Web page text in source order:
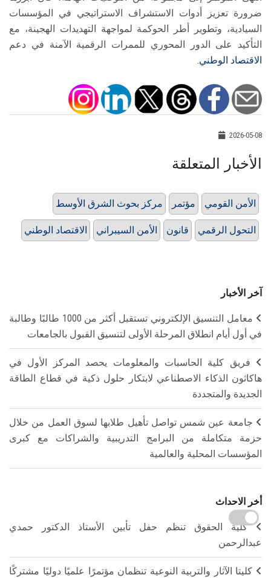
ضرورة تعزيز أدوات الاستشراف الاستراتيجي في المؤسسات
السيادية، وتطوير أطر الحوكمة لمواجهة التهديدات الهجينة، مع
التأكيد على الدور المحوري للممرات الرقمية الآمنة في دعم
الاقتصاد الوطني.
2026-05-08
الأخبار المتعلقة
مركز بحوث الشرق الأوسط مؤتمر الأمن القومي
الاقتصاد الوطني الأمن السيبراني قانون التحول الرقمي
آخر الأخبار
معامل التنسيق الإلكتروني تستقبل أكثر من 1000 طالبًا وطالبة
في أول أيام انطلاق المرحلة الأولى لتنسيق القبول بالجامعات
فريق كلية الحاسبات والمعلومات يحصد المركز الأول في
هاكاثون الذكاء الاصطناعي لابتكار حلول ذكية في قطاع الطاقة
الجديدة والمتجددة
جامعة عين شمس تواصل تأهيل طلابها لسوق العمل من خلال
حزمة متكاملة من البرامج التدريبية والشراكات مع كبرى
المؤسسات المحلية والعالمية
أخر الاحداث
كلية الحقوق تنظم حفل تأبين الأستاذ الدكتور حمدي
عبدالرحمن
كليتا الآثار والتربية النوعية تنظمان مؤتمرًا علميًا دوليًا مشتركًا